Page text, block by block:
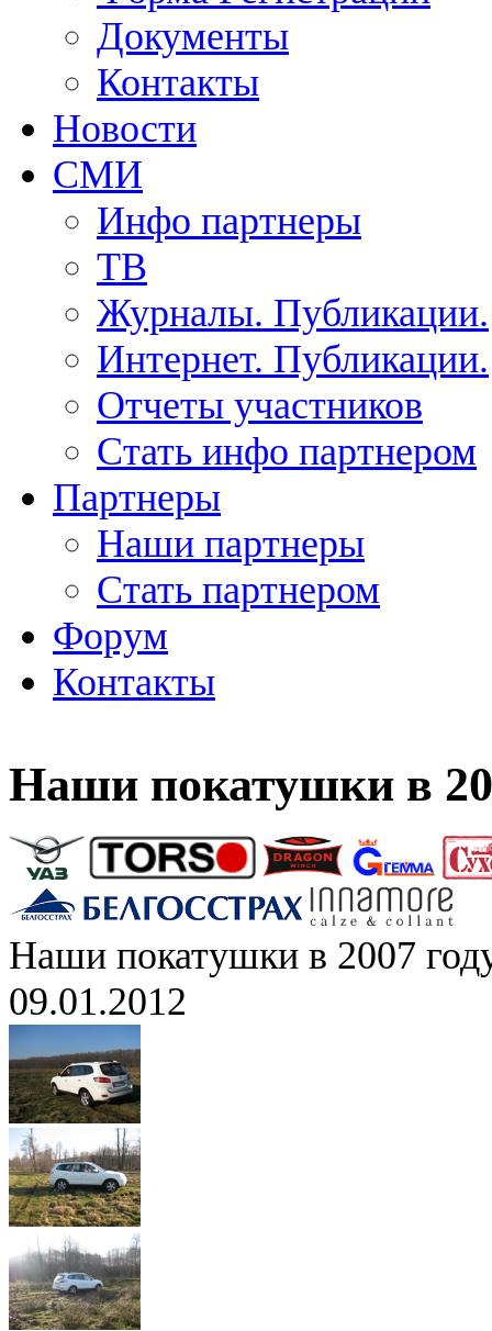
Документы
Контакты
Новости
СМИ
Инфо партнеры
ТВ
Журналы. Публикации.
Интернет. Публикации.
Отчеты участников
Стать инфо партнером
Партнеры
Наши партнеры
Стать партнером
Форум
Контакты
Наши покатушки в
Наши покатушки в 2007
09.01.2012